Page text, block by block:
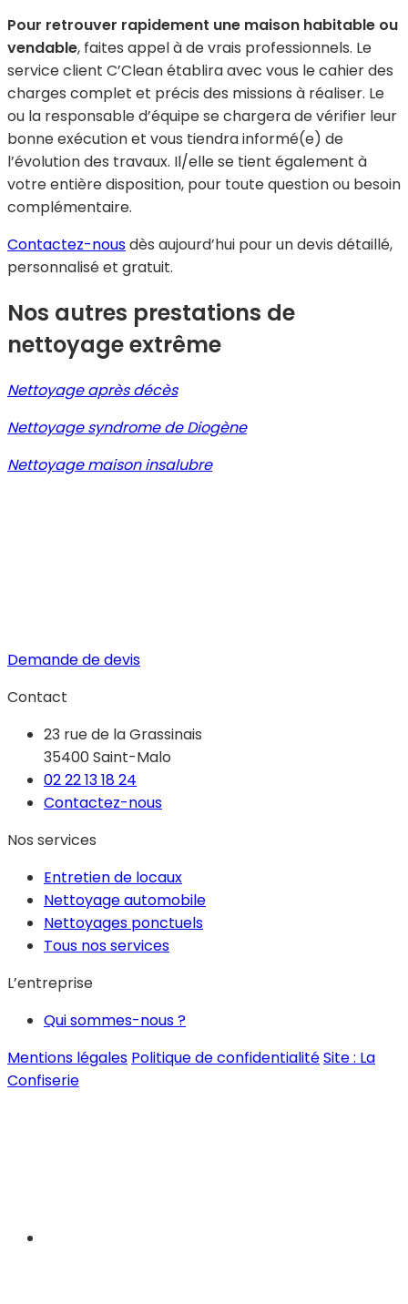
Pour retrouver rapidement une maison habitable ou
vendable, faites appel à de vrais professionnels. Le
service client C’Clean établira avec vous le cahier des
charges complet et précis des missions à réaliser. Le
ou la responsable d’équipe se chargera de vérifier leur
bonne exécution et vous tiendra informé(e) de
l’évolution des travaux. Il/elle se tient également à
votre entière disposition, pour toute question ou besoin
complémentaire.
Contactez-nousdès aujourd’hui pour un devis détaillé,
personnalisé et gratuit.
Nos autres prestations de
nettoyage extrême
Nettoyage après décès
Nettoyage syndrome de Diogène
Nettoyage maison insalubre
Demande de devis
Contact
23 rue de la Grassinais
35400 Saint-Malo
02 22 13 18 24
Contactez-nous
Nos services
Entretien de locaux
Nettoyage automobile
Nettoyages ponctuels
Tous nos services
L’entreprise
Qui sommes-nous ?
Mentions légales Politique de confidentialitéSite : La
Confiserie